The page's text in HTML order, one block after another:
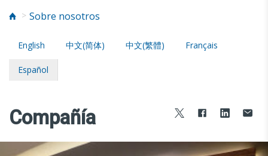
Sobre nosotros
English 中文(简体) 中文(繁體) Français
Español
Compañía